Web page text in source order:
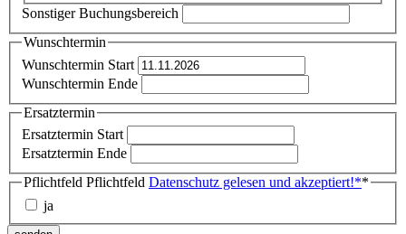
Sonstiger Buchungsbereich
Wunschtermin
Wunschtermin Start
Wunschtermin Ende
Ersatztermin
Ersatztermin Start
Ersatztermin Ende
Pflichtfeld Pflichtfeld Datenschutz gelesen und akzeptiert!**
ja